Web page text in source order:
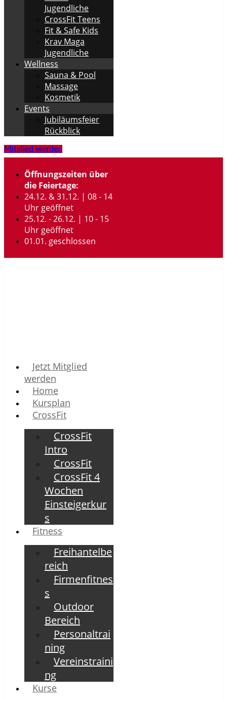
Jugendliche
CrossFit Teens
Fit & Safe Kids
Krav Maga
Jugendliche
Wellness
Sauna & Pool
Massage
Kosmetik
Events
Jubiläumsfeier
Rückblick
Mitglied werden
Öffnungszeiten über
die Feiertage:
24.12. & 31.12. | 08 - 14
Uhr geöffnet
25.12. - 26.12. | 10 - 15
Uhr geöffnet
01.01. geschlossen
Jetzt Mitglied
werden
Home
Kursplan
CrossFit
CrossFit
Intro
CrossFit
CrossFit 4
Wochen
Einsteigerkur
s
Fitness
Freihantelbe
reich
Firmenfitnes
s
Outdoor
Bereich
Personaltrai
ning
Vereinstraini
ng
Kurse